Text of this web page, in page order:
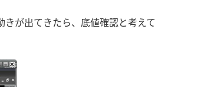
が出てきたら、底値確認と考えて